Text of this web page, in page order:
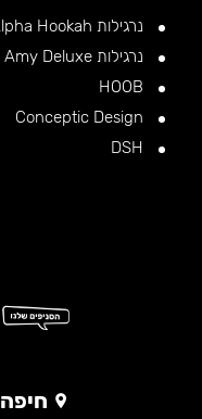
נרגילות Alpha Hookah
נרגילות Amy Deluxe
חיפה